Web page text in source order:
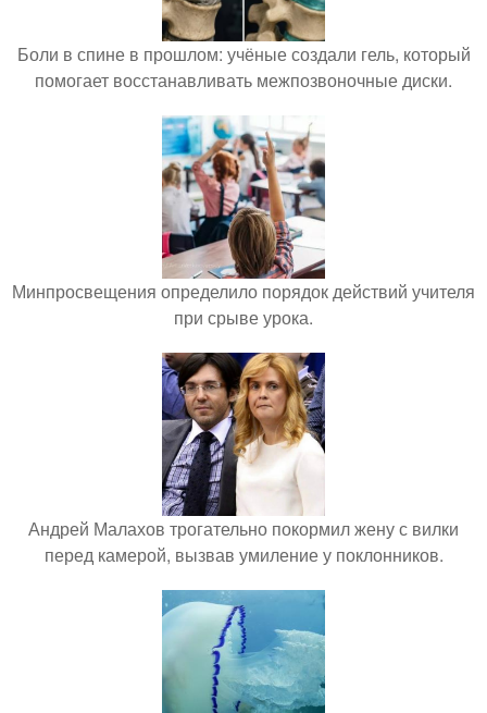
Боли в спине в прошлом: учёные создали гель, который
помогает восстанавливать межпозвоночные диски.
Минпросвещения определило порядок действий учителя
при срыве урока.
Андрей Малахов трогательно покормил жену с вилки
перед камерой, вызвав умиление у поклонников.